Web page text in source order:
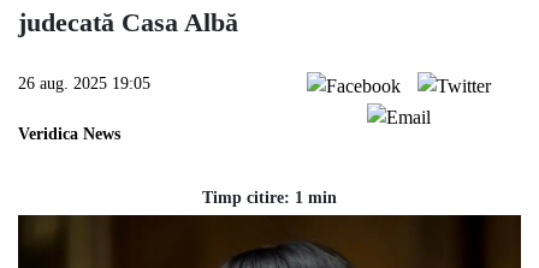
judecată Casa Albă
26 aug. 2025 19:05
Veridica News
Timp citire: 1 min